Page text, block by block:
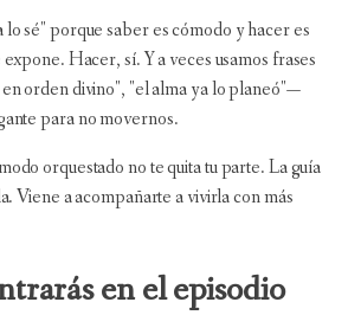
sé" porque saber es cómodo y hacer es
Hacer, sí. Y a veces usamos frases
orden divino", "el alma ya lo planeó"—
para no movernos.
orquestado no te quita tu parte. La guía
Viene a acompañarte a vivirla con más
en el episodio